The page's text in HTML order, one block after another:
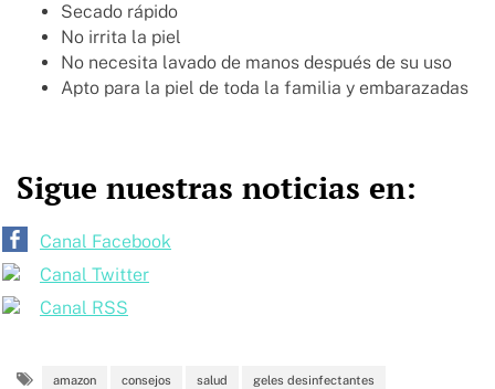
Secado rápido
No irrita la piel
No necesita lavado de manos después de su uso
Apto para la piel de toda la familia y embarazadas
Sigue nuestras noticias en:
Canal Facebook
Canal Twitter
Canal RSS
amazon consejos salud geles desinfectantes